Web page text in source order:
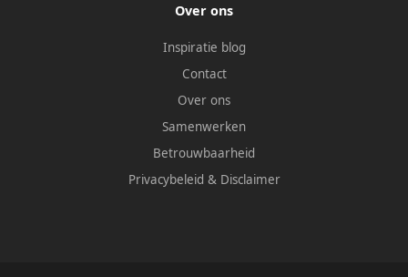
Over ons
Inspiratie blog
Contact
Over ons
Samenwerken
Betrouwbaarheid
Privacybeleid & Disclaimer